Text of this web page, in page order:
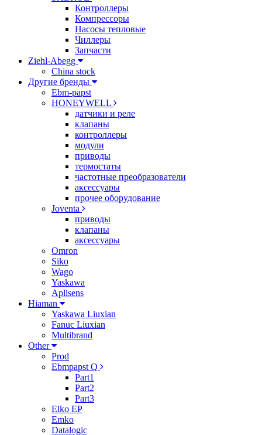
Контроллеры
Компрессоры
Насосы тепловые
Чиллеры
Запчасти
Ziehl-Abegg
China stock
Другие бренды
Ebm-papst
HONEYWELL
датчики и реле
клапаны
контроллеры
модули
приводы
термостаты
частотные преобразователи
аксессуары
прочее оборудование
Joventa
приводы
клапаны
аксессуары
Omron
Siko
Wago
Yaskawa
Aplisens
Hiaman
Yaskawa Liuxian
Fanuc Liuxian
Multibrand
Other
Prod
Ebmpapst Q
Part1
Part2
Part3
Elko EP
Emko
Datalogic